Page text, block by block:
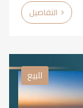
للبيع